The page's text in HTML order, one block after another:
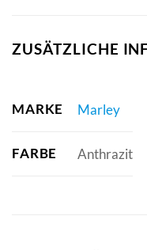
ZUSÄTZLICHE
MARKE Marley
FARBE Anthrazit